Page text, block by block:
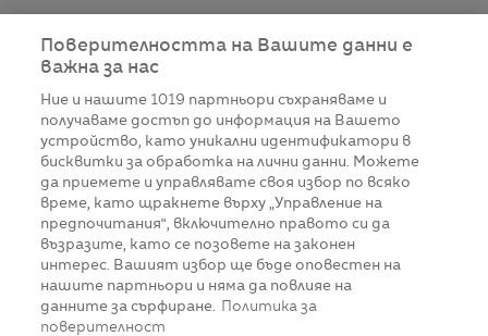
Поверителността на Вашите данни е
важна за нас
Ние и нашите 1019 партньори съхраняваме и
получаваме достъп до информация на Вашето
устройство, като уникални идентификатори в
бисквитки за обработка на лични данни. Можете
да приемете и управлявате своя избор по всяко
време, като щракнете върху „Управление на
предпочитания“, включително правото си да
възразите, като се позовете на законен
интерес. Вашият избор ще бъде оповестен на
нашите партньори и няма да повлияе на
данните за сърфиране.
Политика за
поверителност